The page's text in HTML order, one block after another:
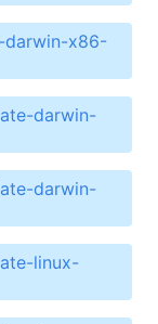
darwin-x86-
darwin-
darwin-
linux-